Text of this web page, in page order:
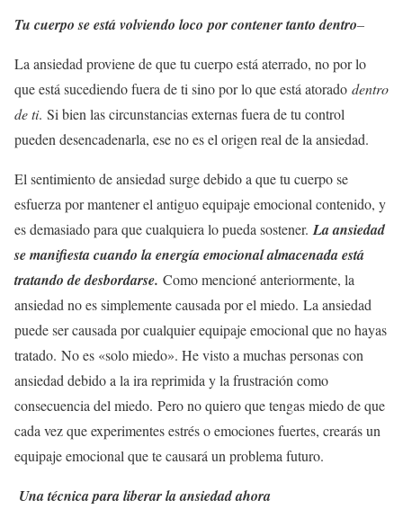
Tu cuerpo se está volviendo loco por contener tanto dentro–
La ansiedad proviene de que tu cuerpo está aterrado, no por lo
que está sucediendo fuera de ti sino por lo que está atorado dentro
de ti. Si bien las circunstancias externas fuera de tu control
pueden desencadenarla, ese no es el origen real de la ansiedad.
El sentimiento de ansiedad surge debido a que tu cuerpo se
esfuerza por mantener el antiguo equipaje emocional contenido, y
es demasiado para que cualquiera lo pueda sostener. La ansiedad
se manifiesta cuando la energía emocional almacenada está
tratando de desbordarse. Como mencioné anteriormente, la
ansiedad no es simplemente causada por el miedo. La ansiedad
puede ser causada por cualquier equipaje emocional que no hayas
tratado. No es «solo miedo». He visto a muchas personas con
ansiedad debido a la ira reprimida y la frustración como
consecuencia del miedo. Pero no quiero que tengas miedo de que
cada vez que experimentes estrés o emociones fuertes, crearás un
equipaje emocional que te causará un problema futuro.
Una técnica para liberar la ansiedad ahora